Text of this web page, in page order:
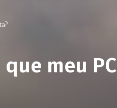
meu PC